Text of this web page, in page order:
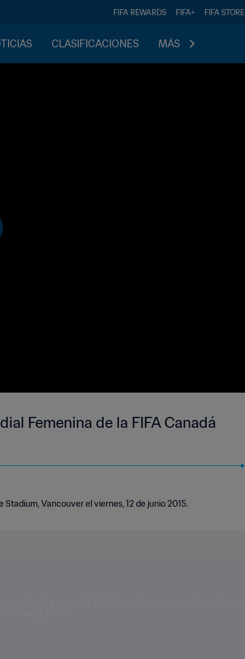
FIFA REWARDS FIFA+ FIFA STORE
CLASIFICACIONES MÁS
Femenina de la FIFA Canadá
Vancouver el viernes, 12 de junio 2015.